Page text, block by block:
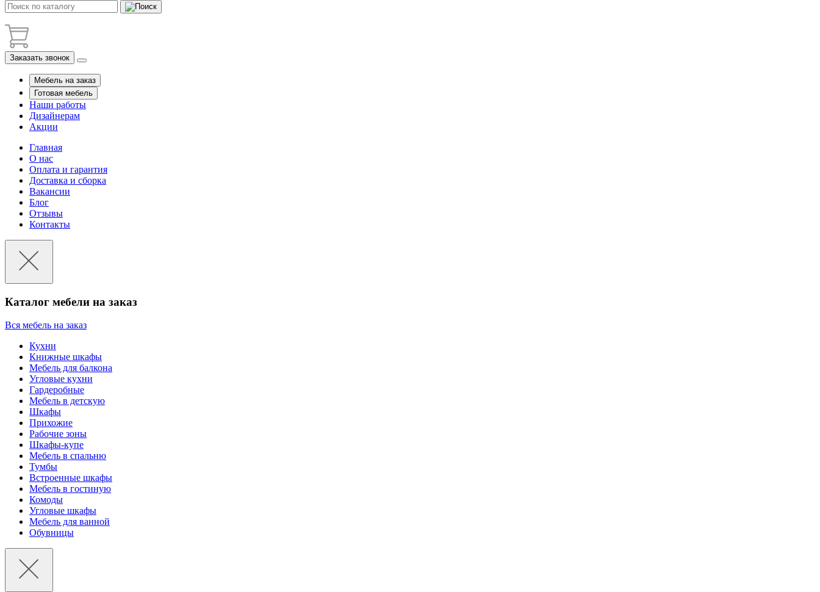
Заказать звонок
Мебель на заказ
Готовая мебель
Наши работы
Дизайнерам
Акции
Главная
О нас
Оплата и гарантия
Доставка и сборка
Вакансии
Блог
Отзывы
Контакты
Каталог мебели на заказ
Вся мебель на заказ
Кухни
Книжные шкафы
Мебель для балкона
Угловые кухни
Гардеробные
Мебель в детскую
Шкафы
Прихожие
Рабочие зоны
Шкафы-купе
Мебель в спальню
Тумбы
Встроенные шкафы
Мебель в гостиную
Комоды
Угловые шкафы
Мебель для ванной
Обувницы